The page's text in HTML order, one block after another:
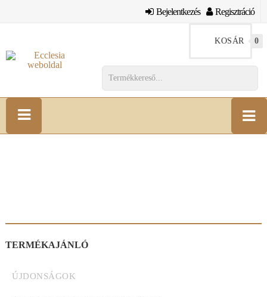
Bejelentkezés Regisztráció
KOSÁR 0
TERMÉKAJÁNLÓ
ÚJDONSÁGOK